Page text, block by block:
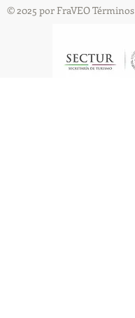
© 2025 por FraVEO